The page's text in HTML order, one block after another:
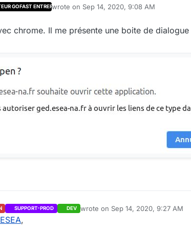
GOFAST ENTREPRISEwrote on Sep 14, 2020, 9:08 AM
last edited by
chrome. Il me présente une boite de
SUPPORT-PROD DEV wrote on Sep 14, 2020, 9:27 AM
last edited by
,